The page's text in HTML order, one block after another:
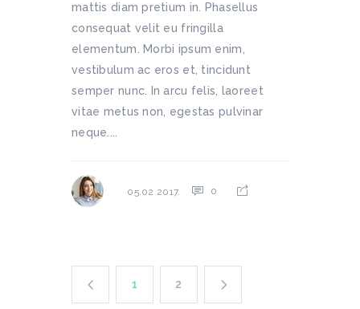
mattis diam pretium in. Phasellus
consequat velit eu fringilla
elementum. Morbi ipsum enim,
vestibulum ac eros et, tincidunt
semper nunc. In arcu felis, laoreet
vitae metus non, egestas pulvinar
neque....
05.02.2017. 0
1 2